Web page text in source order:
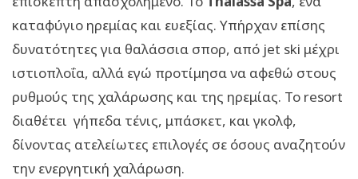
καταφύγιο ηρεμίας και ευεξίας. Υπήρχαν επίσης
δυνατότητες για θαλάσσια σπορ, από jet ski μέχρι
ιστιοπλοΐα, αλλά εγώ προτίμησα να αφεθώ στους
ρυθμούς της χαλάρωσης και της ηρεμίας. Το resort
διαθέτει γήπεδα τένις, μπάσκετ, και γκολφ,
δίνοντας ατελείωτες επιλογές σε όσους αναζητούν
την ενεργητική χαλάρωση.